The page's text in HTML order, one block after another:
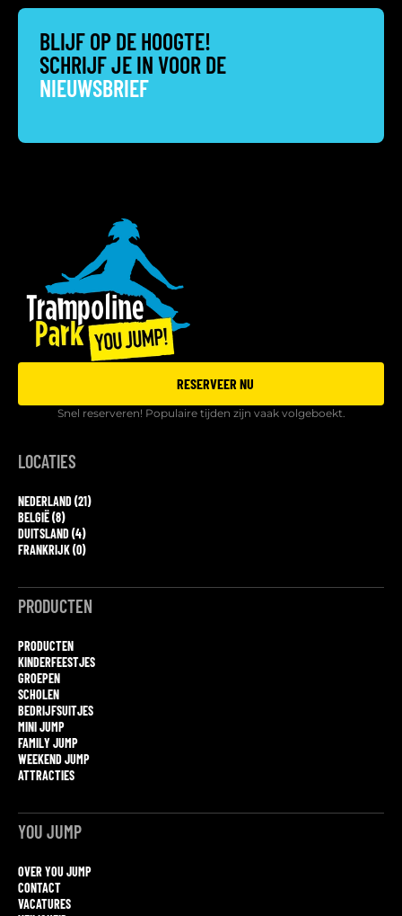
BLIJF OP DE HOOGTE!
SCHRIJF JE IN VOOR DE
NIEUWSBRIEF
RESERVEER NU
Snel reserveren! Populaire tijden zijn vaak volgeboekt.
LOCATIES
NEDERLAND (21)
BELGIË (8)
DUITSLAND (4)
FRANKRIJK (0)
PRODUCTEN
PRODUCTEN
KINDERFEESTJES
GROEPEN
SCHOLEN
BEDRIJFSUITJES
MINI JUMP
FAMILY JUMP
WEEKEND JUMP
ATTRACTIES
YOU JUMP
OVER YOU JUMP
CONTACT
VACATURES